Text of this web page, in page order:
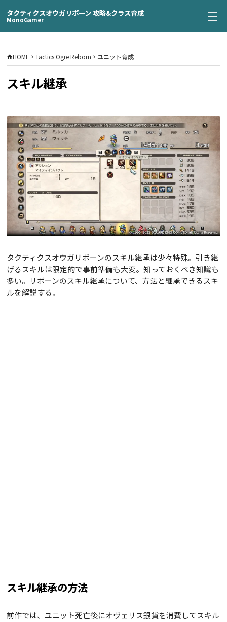
タクティクスオウガリボーン 攻略&クラス育成
MonoGamer
HOME Tactics Ogre Reborn ユニット育成
スキル継承
タクティクスオウガリボーンのスキル継承は少々特殊。引き継
げるスキルは限定的で事前準備も大変。知っておくべき知識も
多い。リボーンのスキル継承について、方法と継承できるスキ
ルを解説する。
スキル継承の方法
前作では、ユニット死亡後にオヴェリス銀貨を消費してスキル